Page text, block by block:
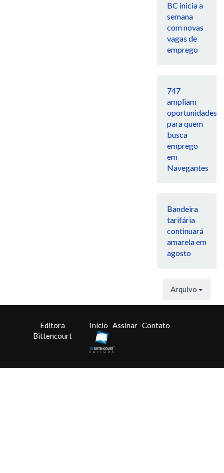
BC inicia a
semana
com novas
vagas de
emprego
747
ampliam
oportunidades
para quem
busca
emprego
em
Navegantes
Bandeira
tarifária
continuará
amarela em
agosto
Arquivo
Editora
Bittencourt
Início Assinar Contato